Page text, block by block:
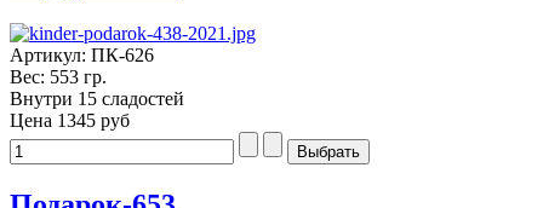
Артикул: ПК-626
Вес: 553 гр.
Внутри 15 сладостей
Цена 1345 руб